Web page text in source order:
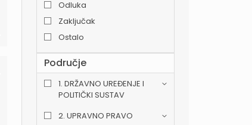
Odluka
Zaključak
Ostalo
Područje
1. DRŽAVNO UREĐENJE I
POLITIČKI SUSTAV
2. UPRAVNO PRAVO